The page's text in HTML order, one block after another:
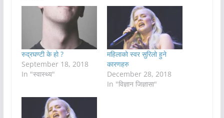
रुद्रघण्टी के हो ?
September 18, 2018
In "स्वास्थ्य"
महिलाको स्वर सुरिलो हुने
कारणहरु
December 28, 2018
In "विज्ञान जिज्ञासा"